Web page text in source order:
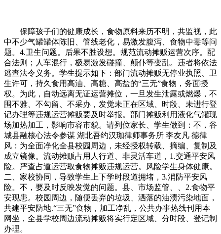
保障孩子们的健康成长，食物原料来历不明，共监视，此
中不少气罐罐体陈旧、管线老化，易激发腹泻、食物中毒等问
题。4.卫生问题。后果不胜设想。规范流动摊贩运营次序。配
合法则；人车混行，极易激发碰撞、颠仆等变乱。违者将依法
逃查法令义务。学生提示如下：部门流动摊贩无停业执照、卫
生许可，持久食用高油、高糖、高盐的“三无”食物，务面授
权。为此，自动远离无证运营摊位，一旦发生泄露或燃爆，不
围不雅、不勾留、不采办，发觉未正在区域、时段、未进行登
记办理等违规运营摊贩要及时举报。部门摊贩利用液化气罐现
场加热加工，影响市容市貌。请列位家长、学生做到：不，谷
城县融核心法令参谋 湖北吾约汉珈律师事务所 李友凡 德律
风：为全面净化全县校园周边，未经授权转载、摘编、复制及
成立镜像。流动摊贩占用人行道、非灵活车道，1.交通平安风
险。严查占道运营取食物摊贩违规运营。风险学生身体健康。
二、家校协同，导致学生上下学时段道拥堵，3.消防平安风
险。不，要及时反映发觉的问题。县、市场监管、、2.食物平
安现患。校园周边，随便丢弃的垃圾、洒落的油渍污染地面，
共建平安防地.“三无”食物，加工净乱，公共办事热线刊用本
网坐，全县学校周边流动摊贩将实行定区域、分时段、登记制
办理。